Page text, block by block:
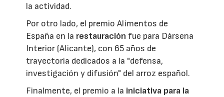
la actividad.
Por otro lado, el premio Alimentos de
España en la restauración fue para Dársena
Interior (Alicante), con 65 años de
trayectoria dedicados a la "defensa,
investigación y difusión" del arroz español.
Finalmente, el premio a la iniciativa para la